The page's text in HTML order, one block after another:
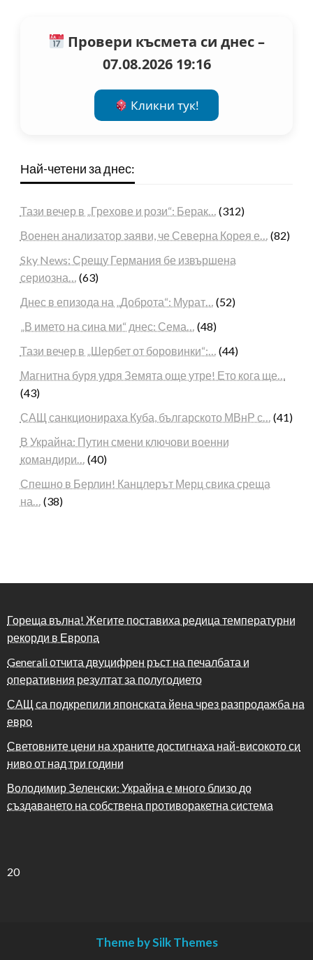
Провери късмета си днес –
07.08.2026 19:16
Кликни тук!
Най-четени за днес:
Тази вечер в „Грехове и рози“: Берак… (312)
Военен анализатор заяви, че Северна Корея е… (82)
Sky News: Срещу Германия бе извършена
сериозна… (63)
Днес в епизода на „Доброта“: Мурат… (52)
„В името на сина ми“ днес: Сема… (48)
Тази вечер в „Шербет от боровинки“:… (44)
Магнитна буря удря Земята още утре! Ето кога ще…
(43)
САЩ санкционираха Куба, българското МВнР с… (41)
В Украйна: Путин смени ключови военни
командири… (40)
Спешно в Берлин! Канцлерът Мерц свика среща
на… (38)
Гореща вълна! Жегите поставиха редица температурни
рекорди в Европа
Generali отчита двуцифрен ръст на печалбата и
оперативния резултат за полугодието
САЩ са подкрепили японската йена чрез разпродажба на
евро
Световните цени на храните достигнаха най-високото си
ниво от над три години
Володимир Зеленски: Украйна е много близо до
създаването на собствена противоракетна система
20
Theme by Silk Themes